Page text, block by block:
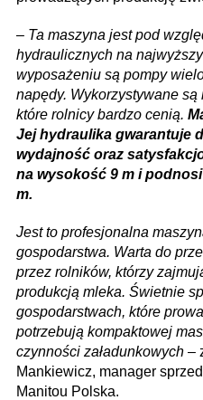
– Ta maszyna jest pod
hydraulicznych na
wyposażeniu są pompy
napędy. Wykorzystywane
które rolnicy bardzo cenią.
Jej hydraulika gwarantuje
wydajność oraz
na wysokość 9 m i
m.
Jest to profesjonalna
gospodarstwa. Warta do
przez rolników, którzy
produkcją mleka. Świetnie
gospodarstwach, które
potrzebują kompaktowej
czynności załadunkowych –
Mankiewicz, manager
Manitou Polska.